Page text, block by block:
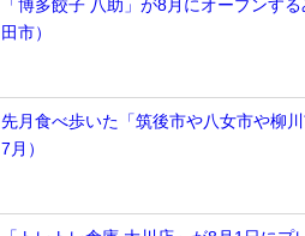
「博多餃子 八助」が8月にオープンす
田市）
先月食べ歩いた「筑後市や八女市や柳
7月）